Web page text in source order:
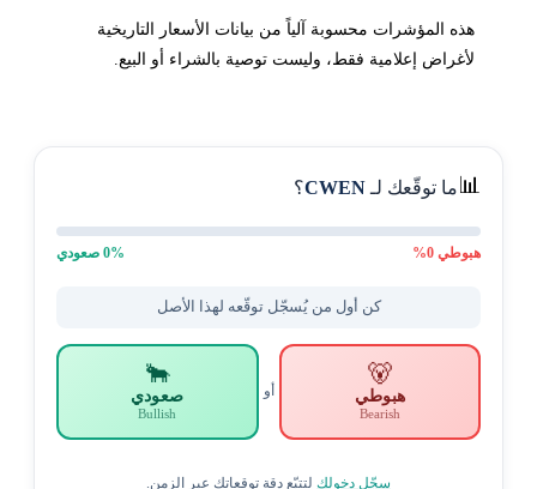
هذه المؤشرات محسوبة آلياً من بيانات الأسعار التاريخية
لأغراض إعلامية فقط، وليست توصية بالشراء أو البيع.
📊ما توقّعك لـCWEN؟
هبوطي0
%
0% صعودي
كن أول من يُسجّل توقّعه لهذا الأصل
🐻
هبوطي
Bearish
أو
🐂
صعودي
Bullish
سجّل دخولكلتتبّع دقة توقعاتك عبر الزمن.